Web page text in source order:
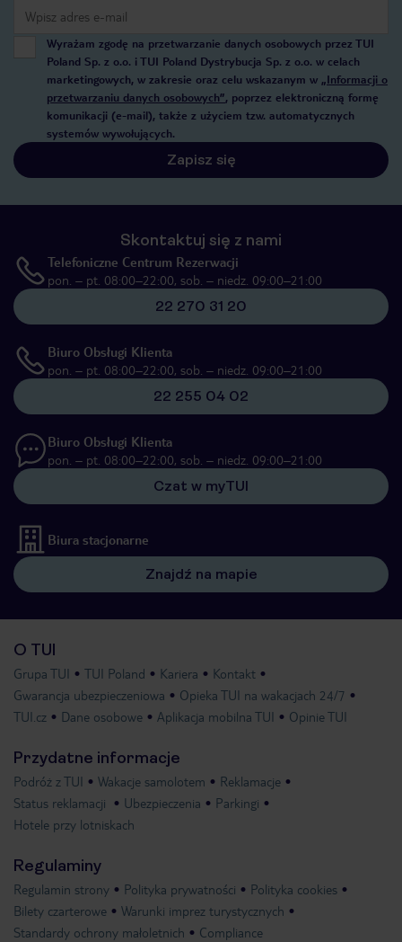
Wyrażam zgodę na przetwarzanie danych osobowych przez TUI
Poland Sp. z o.o. i TUI Poland Dystrybucja Sp. z o.o. w celach
marketingowych, w zakresie oraz celu wskazanym w „Informacji o
przetwarzaniu danych osobowych”, poprzez elektroniczną formę
komunikacji (e-mail), także z użyciem tzw. automatycznych
systemów wywołujących.
Zapisz się
Skontaktuj się z nami
Telefoniczne Centrum Rezerwacji
pon. – pt. 08:00–22:00, sob. – niedz. 09:00–21:00
22 270 31 20
Biuro Obsługi Klienta
pon. – pt. 08:00–22:00, sob. – niedz. 09:00–21:00
22 255 04 02
Biuro Obsługi Klienta
pon. – pt. 08:00–22:00, sob. – niedz. 09:00–21:00
Czat w myTUI
Biura stacjonarne
Znajdź na mapie
O TUI
Grupa TUI TUI Poland Kariera
Kontakt
Gwarancja ubezpieczeniowa
Opieka TUI na wakacjach 24/7
TUI.cz
Dane osobowe Aplikacja mobilna TUI Opinie TUI
Przydatne informacje
Podróż z TUI Wakacje samolotem
Reklamacje
Status reklamacji
Ubezpieczenia
Parkingi
Hotele przy lotniskach
Regulaminy
Regulamin strony Polityka prywatności
Polityka cookies
Bilety czarterowe
Warunki imprez turystycznych
Standardy ochrony małoletnich
Compliance